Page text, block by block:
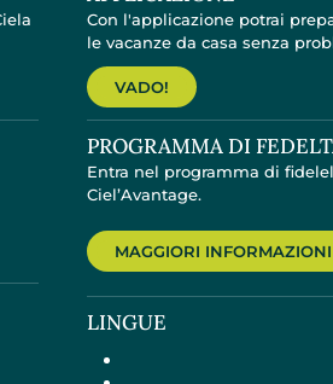
Con l'applicazione potrai
le vacanze da casa senza
VADO!
PROGRAMMA DI
Entra nel programma di
Ciel’Avantage.
MAGGIORI INFORMAZIONI
LINGUE